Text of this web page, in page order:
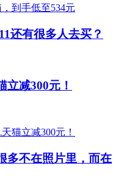
还有很多人去买？
立减300元！
多不在照片里，而在